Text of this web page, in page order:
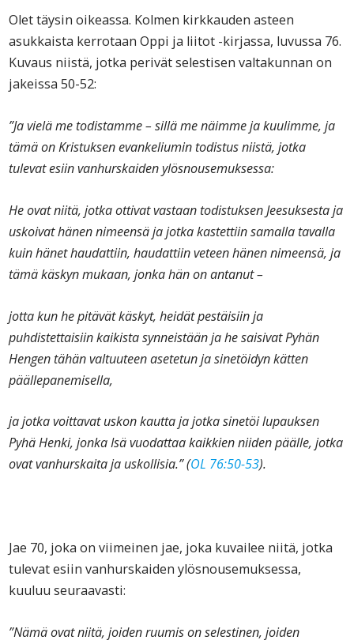
Olet täysin oikeassa. Kolmen kirkkauden asteen
asukkaista kerrotaan Oppi ja liitot -kirjassa, luvussa 76.
Kuvaus niistä, jotka perivät selestisen valtakunnan on
jakeissa 50-52:
”Ja vielä me todistamme – sillä me näimme ja kuulimme, ja
tämä on Kristuksen evankeliumin todistus niistä, jotka
tulevat esiin vanhurskaiden ylösnousemuksessa:
He ovat niitä, jotka ottivat vastaan todistuksen Jeesuksesta ja
uskoivat hänen nimeensä ja jotka kastettiin samalla tavalla
kuin hänet haudattiin, haudattiin veteen hänen nimeensä, ja
tämä käskyn mukaan, jonka hän on antanut –
jotta kun he pitävät käskyt, heidät pestäisiin ja
puhdistettaisiin kaikista synneistään ja he saisivat Pyhän
Hengen tähän valtuuteen asetetun ja sinetöidyn kätten
päällepanemisella,
ja jotka voittavat uskon kautta ja jotka sinetöi lupauksen
Pyhä Henki, jonka Isä vuodattaa kaikkien niiden päälle, jotka
ovat vanhurskaita ja uskollisia.” (OL 76:50-53).
Jae 70, joka on viimeinen jae, joka kuvailee niitä, jotka
tulevat esiin vanhurskaiden ylösnousemuksessa,
kuuluu seuraavasti:
”Nämä ovat niitä, joiden ruumis on selestinen, joiden